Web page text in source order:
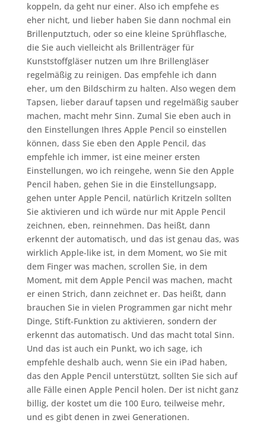
koppeln, da geht nur einer. Also ich empfehe es
eher nicht, und lieber haben Sie dann nochmal ein
Brillenputztuch, oder so eine kleine Sprühflasche,
die Sie auch vielleicht als Brillenträger für
Kunststoffgläser nutzen um Ihre Brillengläser
regelmäßig zu reinigen. Das empfehle ich dann
eher, um den Bildschirm zu halten. Also wegen dem
Tapsen, lieber darauf tapsen und regelmäßig sauber
machen, macht mehr Sinn. Zumal Sie eben auch in
den Einstellungen Ihres Apple Pencil so einstellen
können, dass Sie eben den Apple Pencil, das
empfehle ich immer, ist eine meiner ersten
Einstellungen, wo ich reingehe, wenn Sie den Apple
Pencil haben, gehen Sie in die Einstellungsapp,
gehen unter Apple Pencil, natürlich Kritzeln sollten
Sie aktivieren und ich würde nur mit Apple Pencil
zeichnen, eben, reinnehmen. Das heißt, dann
erkennt der automatisch, und das ist genau das, was
wirklich Apple-like ist, in dem Moment, wo Sie mit
dem Finger was machen, scrollen Sie, in dem
Moment, mit dem Apple Pencil was machen, macht
er einen Strich, dann zeichnet er. Das heißt, dann
brauchen Sie in vielen Programmen gar nicht mehr
Dinge, Stift-Funktion zu aktivieren, sondern der
erkennt das automatisch. Und das macht total Sinn.
Und das ist auch ein Punkt, wo ich sage, ich
empfehle deshalb auch, wenn Sie ein iPad haben,
das den Apple Pencil unterstützt, sollten Sie sich auf
alle Fälle einen Apple Pencil holen. Der ist nicht ganz
billig, der kostet um die 100 Euro, teilweise mehr,
und es gibt denen in zwei Generationen.